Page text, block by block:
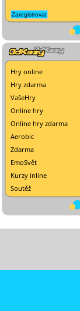
Hry online
Hry zdarma
VašeHry
Online hry
Online hry zdarma
Aerobic
Zdarma
EmoSvět
Kurzy inline
Soutěž